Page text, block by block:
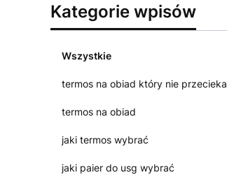
Kategorie wpisów
Wszystkie
termos na obiad który nie przecieka
termos na obiad
jaki termos wybrać
jaki paier do usg wybrać